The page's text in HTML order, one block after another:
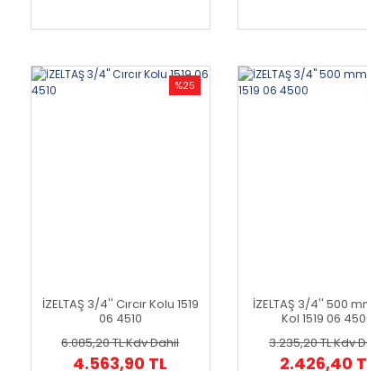
%25
İZELTAŞ 3/4'' Cırcır Kolu 1519
06 4510
6.085,20 TLKdv Dahil
4.563,90 TL
İZELTAŞ 3/4'' 500
Kol 1519 06
3.235,20 TLKdv
2.426,40